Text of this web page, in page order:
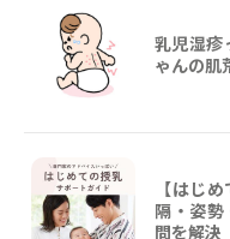
乳児湿疹
ゃんの肌
【はじ
隔・姿
問を解決